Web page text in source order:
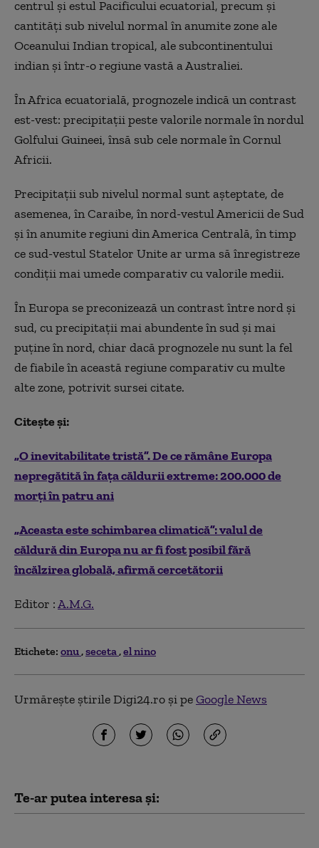
centrul şi estul Pacificului ecuatorial, precum şi
cantităţi sub nivelul normal în anumite zone ale
Oceanului Indian tropical, ale subcontinentului
indian şi într-o regiune vastă a Australiei.
În Africa ecuatorială, prognozele indică un contrast
est-vest: precipitaţii peste valorile normale în nordul
Golfului Guineei, însă sub cele normale în Cornul
Africii.
Precipitaţii sub nivelul normal sunt aşteptate, de
asemenea, în Caraibe, în nord-vestul Americii de Sud
şi în anumite regiuni din America Centrală, în timp
ce sud-vestul Statelor Unite ar urma să înregistreze
condiţii mai umede comparativ cu valorile medii.
În Europa se preconizează un contrast între nord şi
sud, cu precipitaţii mai abundente în sud şi mai
puţine în nord, chiar dacă prognozele nu sunt la fel
de fiabile în această regiune comparativ cu multe
alte zone, potrivit sursei citate.
Citește și:
„O inevitabilitate tristă”. De ce rămâne Europa
nepregătită în fața căldurii extreme: 200.000 de
morți în patru ani
„Aceasta este schimbarea climatică”: valul de
căldură din Europa nu ar fi fost posibil fără
încălzirea globală, afirmă cercetătorii
Editor :A.M.G.
Etichete: onu seceta el nino
Urmărește știrile Digi24.ro și peGoogle News
Te-ar putea interesa și: